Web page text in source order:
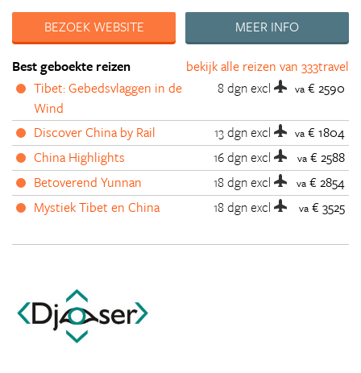
BEZOEK WEBSITE
MEER INFO
bekijk alle reizen van 333travel
Best geboekte reizen
Tibet: Gebedsvlaggen in de
Wind
8 dgnexcl va € 2590
Discover China by Rail 13 dgnexcl va € 1804
China Highlights
16 dgnexcl va € 2588
Betoverend Yunnan
18 dgnexcl va € 2854
Mystiek Tibet en China
18 dgnexcl va € 3525